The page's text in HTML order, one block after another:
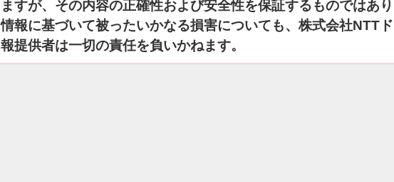
ますが、その内容の正確性および安全性を保証するものではあ
情報に基づいて被ったいかなる損害についても、株式会社NTT
報提供者は一切の責任を負いかねます。